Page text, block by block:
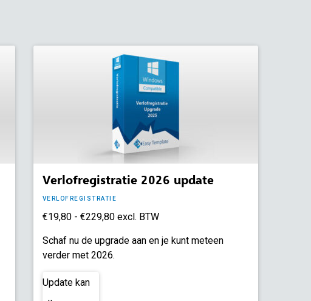
Verlofregistratie 2026 update
VERLOFREGISTRATIE
€19,80 - €229,80Prijsklasse:
tot
€229,80
excl. BTW
Schaf nu de upgrade aan en je kunt meteen
verder met 2026.
Update kan